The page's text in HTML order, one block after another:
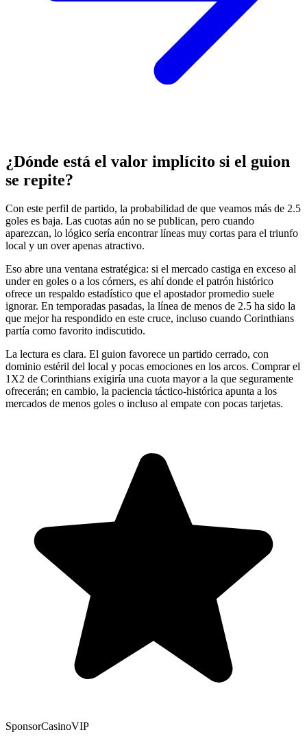
¿Dónde está el valor implícito si el guion
se repite?
Con este perfil de partido, la probabilidad de que veamos más de 2.5
goles es baja. Las cuotas aún no se publican, pero cuando
aparezcan, lo lógico sería encontrar líneas muy cortas para el triunfo
local y un over apenas atractivo.
Eso abre una ventana estratégica: si el mercado castiga en exceso al
under en goles o a los córners, es ahí donde el patrón histórico
ofrece un respaldo estadístico que el apostador promedio suele
ignorar. En temporadas pasadas, la línea de menos de 2.5 ha sido la
que mejor ha respondido en este cruce, incluso cuando Corinthians
partía como favorito indiscutido.
La lectura es clara. El guion favorece un partido cerrado, con
dominio estéril del local y pocas emociones en los arcos. Comprar el
1X2 de Corinthians exigiría una cuota mayor a la que seguramente
ofrecerán; en cambio, la paciencia táctico-histórica apunta a los
mercados de menos goles o incluso al empate con pocas tarjetas.
SponsorCasinoVIP